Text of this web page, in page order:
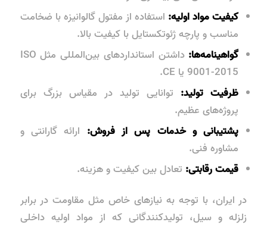
کیفیت مواد اولیه: استفاده از مفتول گالوانیزه با ضخامت
مناسب و پارچه ژئوتکستایل با کیفیت بالا.
گواهینامه‌ها:
داشتن استانداردهای بین‌المللی مثل ISO
9001-2015 یا CE.
ظرفیت تولید: توانایی تولید در مقیاس بزرگ برای
پروژه‌های عظیم.
پشتیبانی و خدمات پس از فروش: ارائه گارانتی و
مشاوره فنی.
قیمت رقابتی: تعادل بین کیفیت و هزینه.
در ایران، با توجه به نیازهای خاص مثل مقاومت در برابر
زلزله و سیل، تولیدکنندگانی که از مواد اولیه داخلی